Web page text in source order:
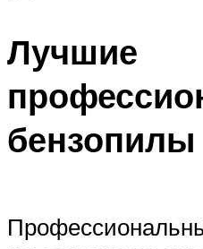
Лучшие
бензопилы